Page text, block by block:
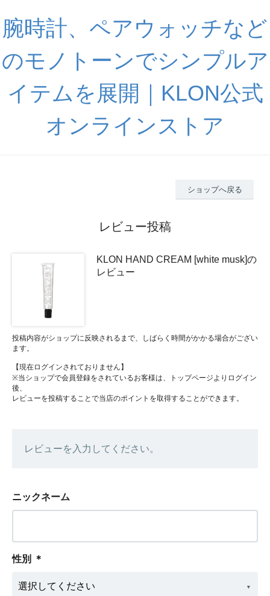
腕時計、ペアウォッチなど
のモノトーンでシンプルア
イテムを展開｜KLON公式
オンラインストア
ショップへ戻る
レビュー投稿
KLON HAND CREAM [white musk]の
レビュー
投稿内容がショップに反映されるまで、しばらく時間がかかる場合がござい
ます。
【現在ログインされておりません】
※当ショップで会員登録をされているお客様は、トップページよりログイン
後、
レビューを投稿することで当店のポイントを取得することができます。
レビューを入力してください。
ニックネーム
性別 ＊